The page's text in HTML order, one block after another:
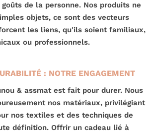
de la personne. Nos produits ne
objets, ce sont des vecteurs
les liens, qu'ils soient familiaux,
ou professionnels.
: NOTRE ENGAGEMENT
& assmat est fait pour durer. Nous
nos matériaux, privilégiant
nos textiles et des techniques de
définition. Offrir un cadeau lié à